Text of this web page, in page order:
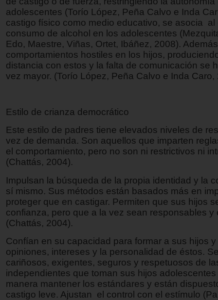
adolescentes (Torío López, Peña Calvo e Inda
castigo físico como medio educativo, se asocia al
consumo de alcohol en los adolescentes
Edo, Maestre, Viñas, Ortet, Ibáñez, 2008).
comportamientos hostiles en los hijos,
distancia con estos y la falta de comunicación se
vez mayor. (Torío López, Peña Calvo e Inda Caro,
Estilo de crianza democrático
Este estilo de padres tiene elevados niveles de
vez de demanda. Son aquellos que imparten
el comportamiento, pero no son ni restrictivos ni
(Chattás, 2004).
Impulsan la búsqueda de la propia identidad y la
sí mismo. Sus métodos están basados más en
proteger que en castigar. Permiten que sus hijos
confianza, pero que a la vez sean responsables y
(Chattás, 2004).
Confían en su capacidad para formar a sus hijos
opiniones, intereses y la personalidad de éstos.
cariñosos, exigentes, seguros y respetuosos de
independientes que toman sus hijos
manera mantener los estándares y están
castigo leve. Ajustan el control con el estímulo